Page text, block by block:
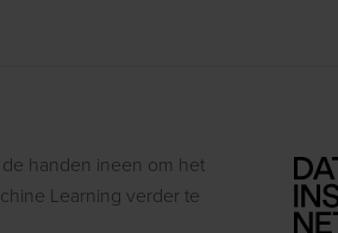
handen ineen om het
Learning verder te